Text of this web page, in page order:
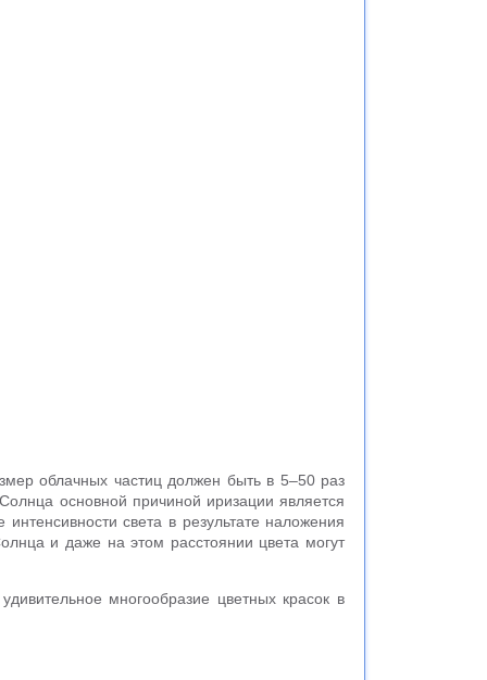
облачных частиц должен быть в 5–50 раз
основной причиной иризации является
света в результате наложения
и даже на этом расстоянии цвета могут
многообразие цветных красок в